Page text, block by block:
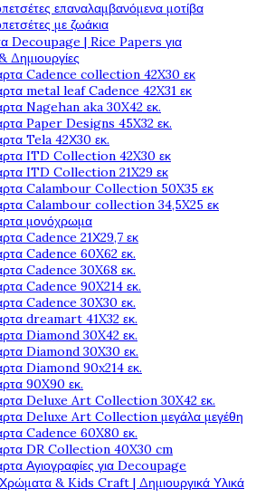
επαναλαμβανόμενα μοτίβα
με ζωάκια
Decoupage | Rice Papers για
Δημιουργίες
Cadence collection 42X30 εκ
metal leaf Cadence 42X31 εκ
Nagehan aka 30X42 εκ.
Paper Designs 45X32 εκ.
Tela 42Χ30 εκ.
ITD Collection 42X30 εκ
ITD Collection 21X29 εκ
Calambour Collection 50X35 εκ
Calambour collection 34,5X25 εκ
μονόχρωμα
Cadence 21Χ29,7 εκ
Cadence 60X62 εκ.
Cadence 30X68 εκ.
Cadence 90X214 εκ.
Cadence 30X30 εκ.
dreamart 41X32 εκ.
Diamond 30X42 εκ.
Diamond 30X30 εκ.
Diamond 90x214 εκ.
90X90 εκ.
Deluxe Art Collection 30X42 εκ.
Deluxe Art Collection μεγάλα μεγέθη
Cadence 60X80 εκ.
DR Collection 40X30 cm
Αγιογραφίες για Decoupage
& Kids Craft | Δημιουργικά Υλικά